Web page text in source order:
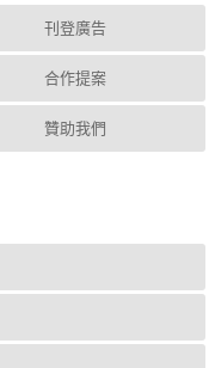
刊登廣告
合作提案
贊助我們